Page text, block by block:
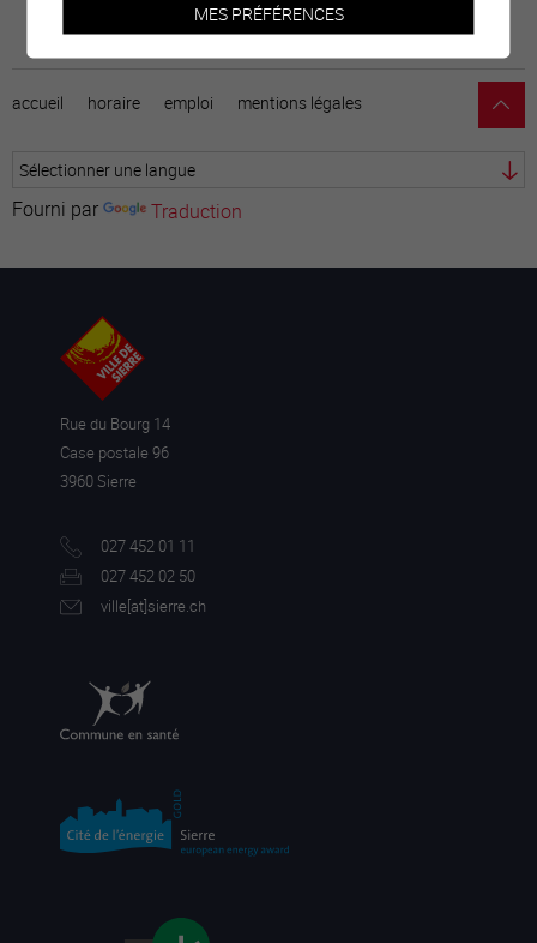
accueil horaire emploi mentions légales
Fourni par Traduction
Rue du Bourg 14
Case postale 96
3960 Sierre
027 452 01 11
027 452 02 50
ville[at]sierre.ch
MES PRÉFÉRENCES